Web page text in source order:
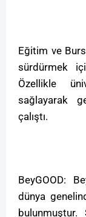
Eğitim ve
sürdürmek
Özellikle
sağlayarak
çalıştı.
BeyGOOD:
dünya